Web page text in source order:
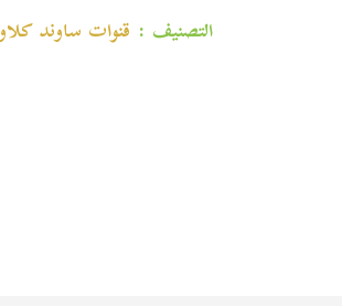
التصنيف : قنوات ساوند